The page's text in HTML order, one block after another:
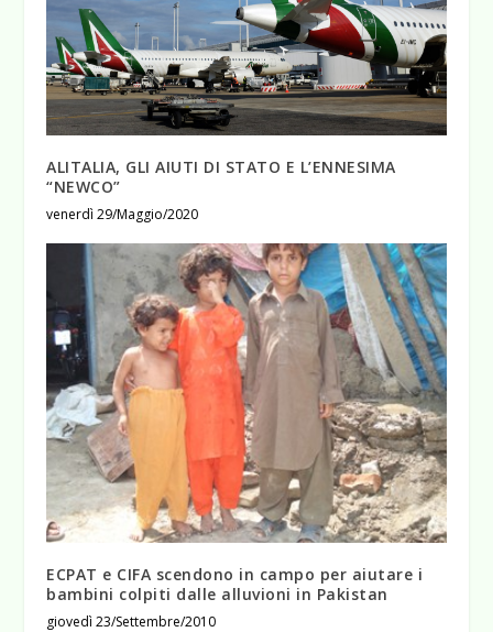
ALITALIA, GLI AIUTI DI STATO E L’ENNESIMA
“NEWCO”
venerdì 29/Maggio/2020
ECPAT e CIFA scendono in campo per aiutare i
bambini colpiti dalle alluvioni in Pakistan
giovedì 23/Settembre/2010